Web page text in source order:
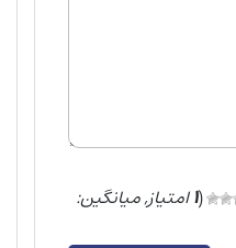
(
1امتیاز, میانگین: